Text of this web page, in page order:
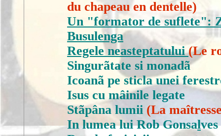
du chapeau en dentelle)
Un "formator de suflete":
Busulenga
Regele neasteptatului(Le
Singurãtate si monadã
Icoanã pe sticla unei
Isus cu mâinile legate
Stãpâna lumii (La
In lumea lui Rob Gonsalves